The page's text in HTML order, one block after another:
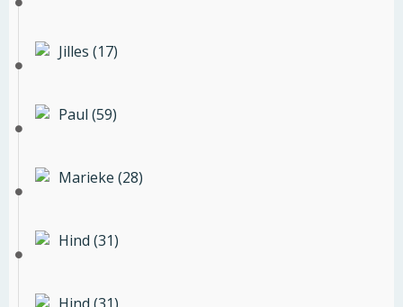
Jilles (17)
Paul (59)
Marieke (28)
Hind (31)